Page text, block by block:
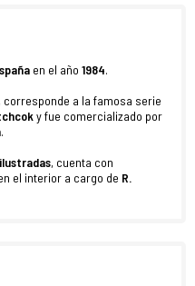
en el año 1984.
corresponde a la famosa serie
y fue comercializado por
.
, cuenta con
el interior a cargo de R.